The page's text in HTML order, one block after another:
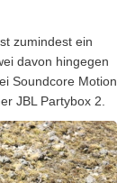
zumindest ein
davon hingegen
Soundcore Motion
JBL Partybox 2.